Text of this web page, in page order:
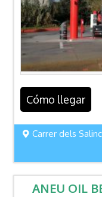
Cómo llegar
Carrer dels
ANEU OIL